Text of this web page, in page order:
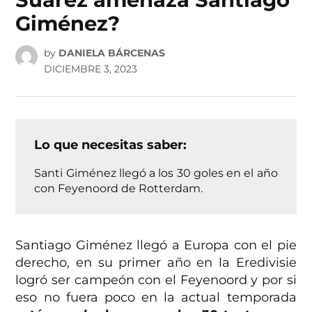
Giménez?
by DANIELA BÁRCENAS
DICIEMBRE 3, 2023
Lo que necesitas saber:
Santi Giménez llegó a los 30 goles en el año
con Feyenoord de Rotterdam.
Santiago Giménez llegó a Europa con el pie
derecho, en su primer año en la Eredivisie
logró ser campeón con el Feyenoord y por si
eso no fuera poco en la actual temporada